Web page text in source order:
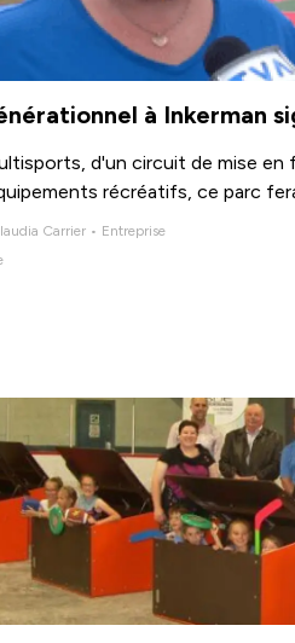
à Inkerman
d'un circuit de mise
récréatifs, ce parc
Carrier • Entreprise